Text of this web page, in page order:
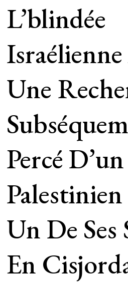
L’blindée
Une
Percé
Un De Ses
En